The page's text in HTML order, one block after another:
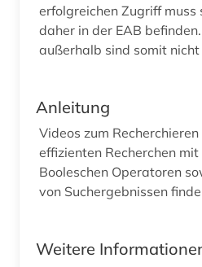
erfolgreichen Zugriff muss
daher in der EAB
außerhalb sind somit
Anleitung
Videos zum
effizienten Recherchen
Booleschen Operatoren
von Suchergebnissen
Weitere